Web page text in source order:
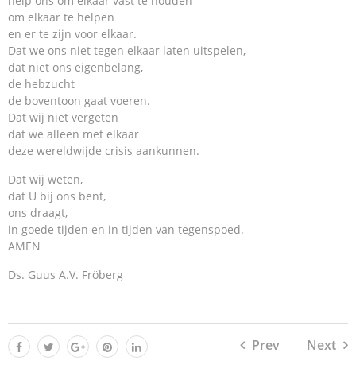
om elkaar te helpen
en er te zijn voor elkaar.
Dat we ons niet tegen elkaar laten uitspelen,
dat niet ons eigenbelang,
de hebzucht
de boventoon gaat voeren.
Dat wij niet vergeten
dat we alleen met elkaar
deze wereldwijde crisis aankunnen.
Dat wij weten,
dat U bij ons bent,
ons draagt,
in goede tijden en in tijden van tegenspoed.
AMEN
Ds. Guus A.V. Fröberg
Prev Next